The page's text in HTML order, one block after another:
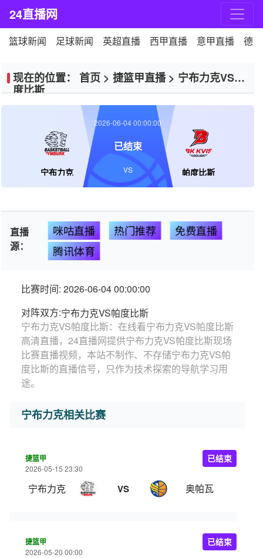
24直播网
篮球新闻 足球新闻 英超直播 西甲直播 意甲直播 德
现在的位置： 首页 > 捷篮甲直播> 宁布力克VS帕
度比斯
宁布力克 帕度比斯
2026-06-04 00:00:00
已结束
VS
直播
源：
咪咕直播 热门推荐
免费直播
腾讯体育
比赛时间: 2026-06-04 00:00:00
对阵双方:宁布力克VS帕度比斯
宁布力克VS帕度比斯：在线看宁布力克VS帕度比斯
高清直播，24直播网提供宁布力克VS帕度比斯现场
比赛直播视频，本站不制作、不存储宁布力克VS帕
度比斯的直播信号，只作为技术探索的导航学习用
途。
宁布力克相关比赛
捷篮甲
2026-05-15 23:30
宁布力克 VS 奥帕瓦
已结束
捷篮甲
2026-05-20 00:00
已结束